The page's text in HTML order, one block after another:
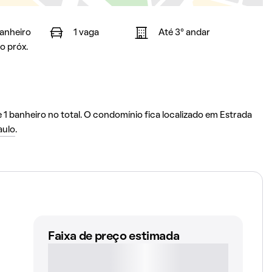
1 vaga
Até 3° andar
próx.
banheiro no total. O condomínio fica localizado em Estrada
.
Faixa de preço estimada